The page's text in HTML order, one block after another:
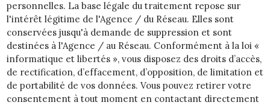
personnelles. La base légale du traitement repose sur
l'intérêt légitime de l'Agence / du Réseau. Elles sont
conservées jusqu'à demande de suppression et sont
destinées à l'Agence / au Réseau. Conformément à la loi «
informatique et libertés », vous disposez des droits d’accès,
de rectification, d’effacement, d’opposition, de limitation et
de portabilité de vos données. Vous pouvez retirer votre
consentement à tout moment en contactant directement